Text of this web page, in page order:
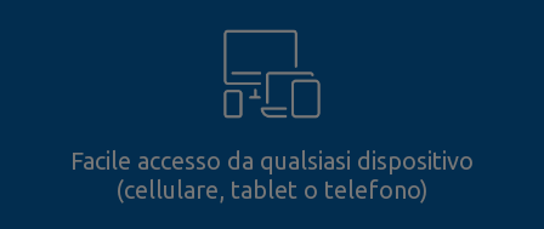
Facile accesso da qualsiasi dispositivo
(cellulare, tablet o telefono)